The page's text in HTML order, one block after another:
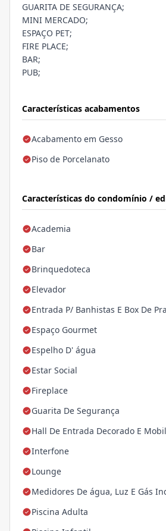
Características acabamentos
Acabamento em Gesso
Piso de Porcelanato
Características do condomínio /
Academia
Bar
Brinquedoteca
Elevador
Entrada P/ Banhistas E Box De
Espaço Gourmet
Espelho D' água
Estar Social
Fireplace
Guarita De Segurança
Hall De Entrada Decorado E
Interfone
Lounge
Medidores De água, Luz E Gás
Piscina Adulta
GUARITA DE SEGURANÇA;
MINI MERCADO;
ESPAÇO PET;
FIRE PLACE;
BAR;
PUB;